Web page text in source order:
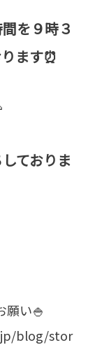
を９時３
ます⏰
ておりま
願い🍚
blog/stor